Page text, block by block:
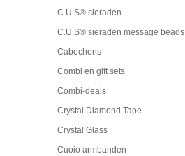
C.U.S® sieraden
C.U.S® sieraden message beads
Cabochons
Combi en gift sets
Combi-deals
Crystal Diamond Tape
Crystal Glass
Cuoio armbanden